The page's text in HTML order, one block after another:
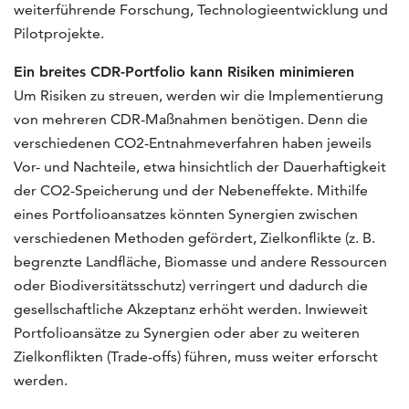
weiterführende Forschung, Technologieentwicklung und
Pilotprojekte.
Ein breites CDR-Portfolio kann Risiken minimieren
Um Risiken zu streuen, werden wir die Implementierung
von mehreren CDR-Maßnahmen benötigen. Denn die
verschiedenen CO2-Entnahmeverfahren haben jeweils
Vor- und Nachteile, etwa hinsichtlich der Dauerhaftigkeit
der CO2-Speicherung und der Nebeneffekte. Mithilfe
eines Portfolioansatzes könnten Synergien zwischen
verschiedenen Methoden gefördert, Zielkonflikte (z. B.
begrenzte Landfläche, Biomasse und andere Ressourcen
oder Biodiversitätsschutz) verringert und dadurch die
gesellschaftliche Akzeptanz erhöht werden. Inwieweit
Portfolioansätze zu Synergien oder aber zu weiteren
Zielkonflikten (Trade-offs) führen, muss weiter erforscht
werden.